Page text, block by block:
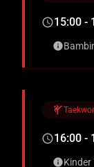
schedule15:00 -
info
sports_martial_arts
schedule16:00 -
info